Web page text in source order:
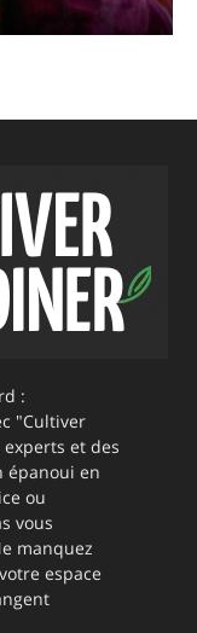
:
"Cultiver
et des
épanoui en
ou
vous
manquez
espace